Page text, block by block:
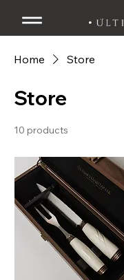
Home Store
Store
10 products